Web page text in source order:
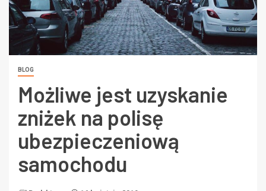
BLOG
Możliwe jest uzyskanie
zniżek na polisę
ubezpieczeniową
samochodu